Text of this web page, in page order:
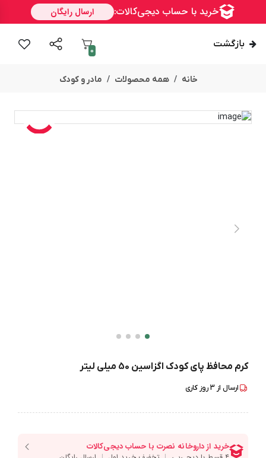
بازگشت
0
خانه همه محصولات مادر و کودک
کرم محافظ پای کودک اگزاسین 50 میلی لیتر
ارسال از 3روز کاری